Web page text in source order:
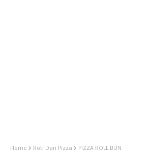
Home Roti Dan Pizza PIZZA ROLL BUN